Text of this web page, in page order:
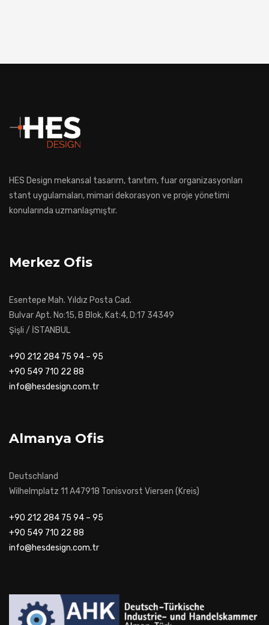
HES Design mekansal tasarım, tanıtım, fuar organizasyonları
stant uygulamaları, mimari dekorasyon ve proje yönetimi
konularında uzmanlaşmıştır.
Merkez Ofis
Esentepe Mah. Yıldız Posta Cad.
Bulvar Apt. No:15, B Blok, Kat:4, D:17 34349
Şişli / İSTANBUL
+90 212 284 75 94 – 95
+90 549 710 22 88
info@hesdesign.com.tr
Almanya Ofis
Deutschland
Wilhelmplatz 11 A47918 Tonisvorst Viersen (Kreis)
+90 212 284 75 94 – 95
+90 549 710 22 88
info@hesdesign.com.tr